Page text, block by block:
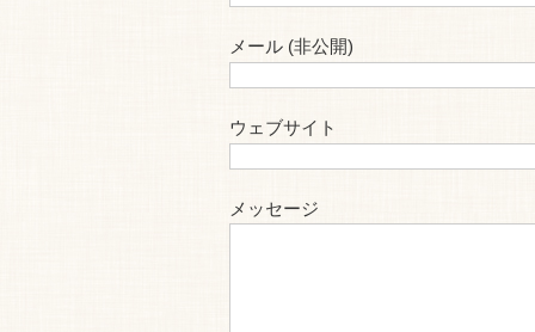
メール (非公開)
ウェブサイト
メッセージ